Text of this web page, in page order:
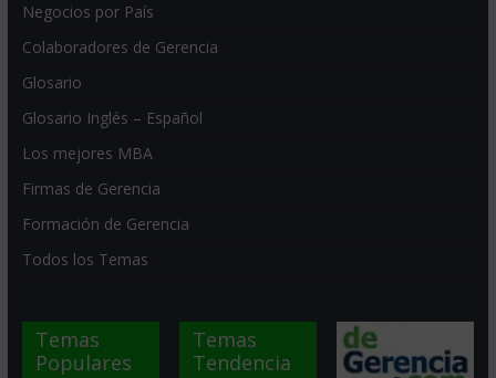
Negocios por País
Colaboradores de Gerencia
Glosario
Glosario Inglés – Español
Los mejores MBA
Firmas de Gerencia
Formación de Gerencia
Todos los Temas
Temas
Populares
Temas
Tendencia